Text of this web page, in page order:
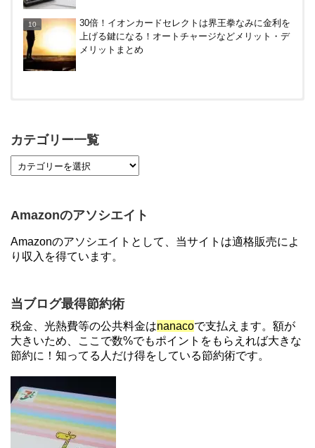
30倍！イオンカードセレクトは界王拳なみに金利を
上げる鍵になる！オートチャージなどメリット・デ
メリットまとめ
【7/21まで】エアウォレット(COIN+)で最大98,300
【2倍増量】PayPayカード、まるごとフラットリボ
登録と3回利用で10000ptがもらえるキャンペーン！
3/31まで
【解決】マリオットボンヴォイにログインできな
い、パスワード変更不可の原因はコレでした。
住信SBIネット銀行のデビットカードPoint＋で最大
2%還元！V NEOバンクデビットとどっちが良い？
【対象者限定】楽天ペイで決済すると最大300ポイ
ントキャンペーン！～6/1
カテゴリー一覧
Amazonのアソシエイト
Amazonのアソシエイトとして、当サイトは適格販売によ
り収入を得ています。
当ブログ最得節約術
税金、光熱費等の公共料金はnanacoで支払えます。額が
大きいため、ここで数%でもポイントをもらえれば大きな
節約に！知ってる人だけ得をしている節約術です。